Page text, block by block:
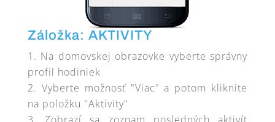
Záložka: AKTIVITY
Na domovskej obrazovke vyberte správny
profil hodiniek
Vyberte možnosť "Viac" a potom kliknite
na položku "Aktivity"